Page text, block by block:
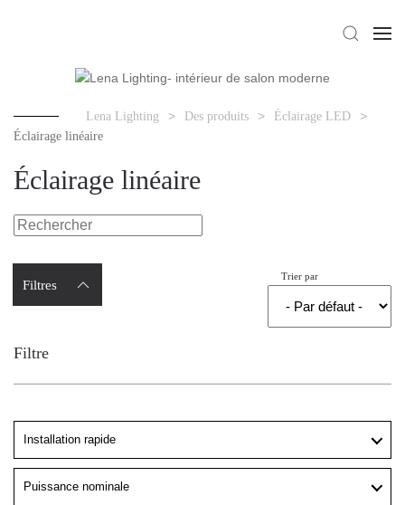
Lena Lighting Des produits
Éclairage LED
Éclairage linéaire
Éclairage linéaire
Filtres
Trier par
Filtre
Installation rapide
Puissance nominale